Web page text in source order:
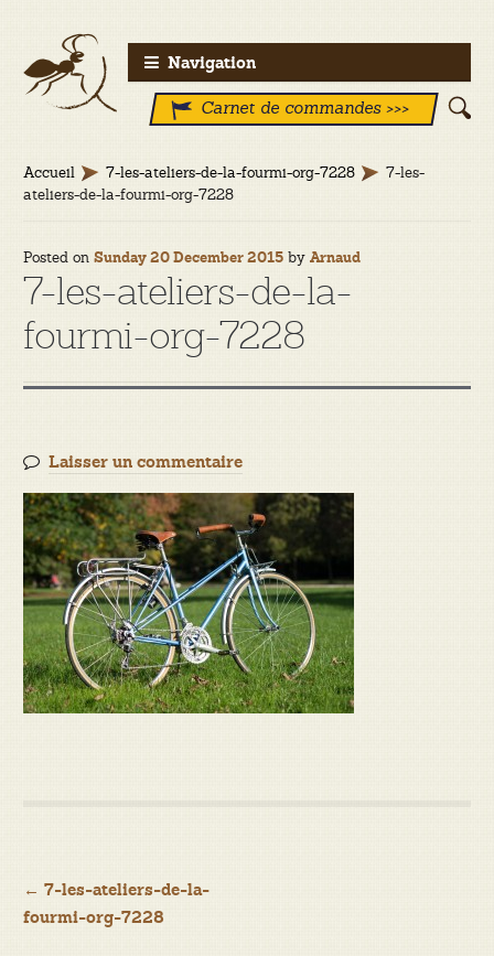
Aller
à
Aller
au
contenu
Navigation
Carnet de commandes >>>
Accueil 7-les-ateliers-de-la-fourmi-org-7228
7-les-
ateliers-de-la-fourmi-org-7228
Posted on Sunday 20 December 2015by Arnaud
7-les-ateliers-de-la-
fourmi-org-7228
Laisser un commentaire
Navigation
← 7-les-ateliers-de-la-
fourmi-org-7228